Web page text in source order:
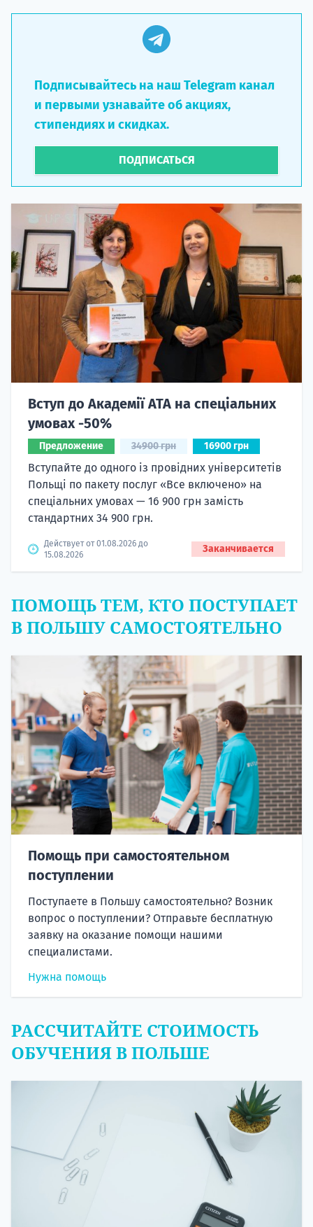
Подписывайтесь на наш Telegram канал
и первыми узнавайте об акциях,
стипендиях и скидках.
ПОДПИСАТЬСЯ
Вступ до Академії ATA на спеціальних
умовах -50%
Предложение 34900 грн 16900 грн
Вступайте до одного із провідних університетів
Польщі по пакету послуг «Все включено» на
спеціальних умовах — 16 900 грн замість
стандартних 34 900 грн.
Действует от 01.08.2026 до
15.08.2026
Заканчивается
ПОМОЩЬ ТЕМ, КТО ПОСТУПАЕТ
В ПОЛЬШУ САМОСТОЯТЕЛЬНО
Помощь при самостоятельном
поступлении
Поступаете в Польшу самостоятельно? Возник
вопрос о поступлении? Отправьте бесплатную
заявку на оказание помощи нашими
специалистами.
Нужна помощь
РАССЧИТАЙТЕ СТОИМОСТЬ
ОБУЧЕНИЯ В ПОЛЬШЕ